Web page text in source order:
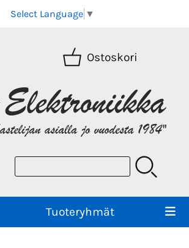
Select Language ▼
Ostoskori
Tuoteryhmät